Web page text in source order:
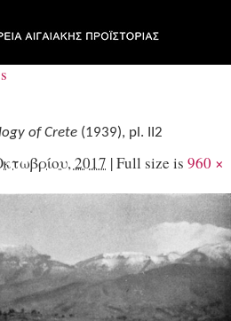
of Crete (1939), pl. II2
2017 |Full size is 960 ×